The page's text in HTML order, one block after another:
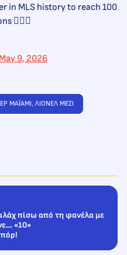
in MLS history to reach 100
😮‍💨👑
May 9, 2026
ΜΑΪΑΜΙ, ΛΙΟΝΕΛ ΜΕΣΙ
πίσω από τη φανέλα με
«10»